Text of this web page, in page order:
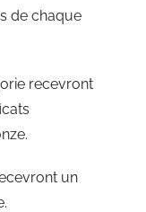
de chaque
recevront
un